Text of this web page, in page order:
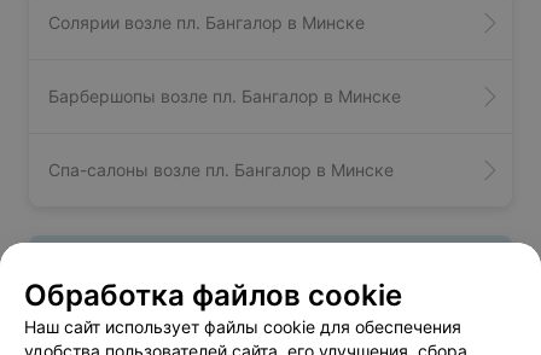
Солярии возле пл. Бангалор в Минске
Барбершопы возле пл. Бангалор в Минске
Спа-салоны возле пл. Бангалор в Минске
Салоны красоты возле Лошицкого парка в
Обработка файлов cookie
Наш сайт использует файлы cookie для обеспечения
удобства пользователей сайта, его улучшения, сбора